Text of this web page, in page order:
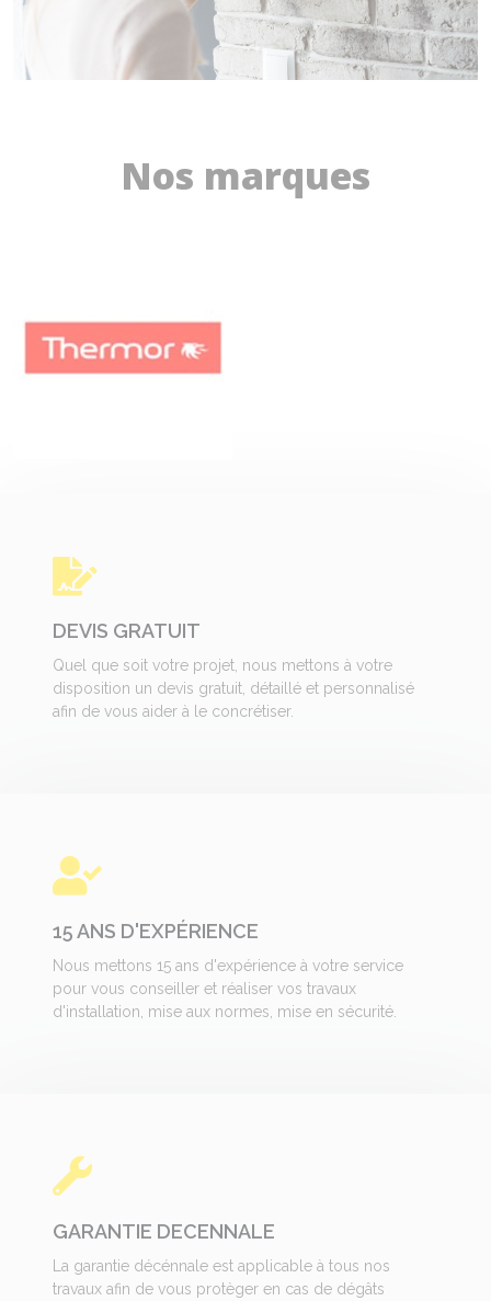
Nos marques
DEVIS GRATUIT
Quel que soit votre projet, nous mettons à votre
disposition un devis gratuit, détaillé et personnalisé
afin de vous aider à le concrétiser.
15 ANS D'EXPÉRIENCE
Nous mettons 15 ans d'expérience à votre service
pour vous conseiller et réaliser vos travaux
d'installation, mise aux normes, mise en sécurité.
GARANTIE DECENNALE
La garantie décénnale est applicable à tous nos
travaux afin de vous protèger en cas de dégâts